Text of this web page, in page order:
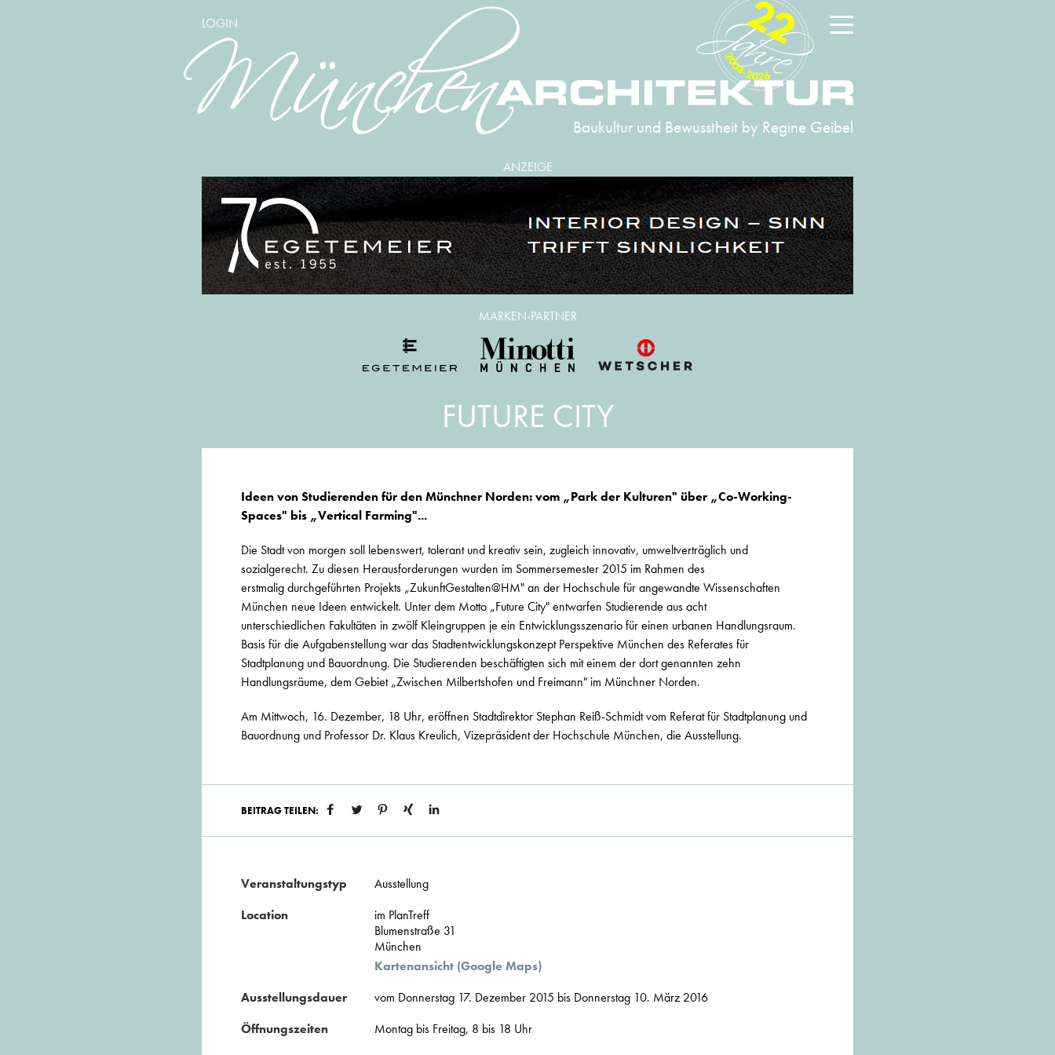
LOGIN
Baukultur und Bewusstheit by Regine Geibel
2004-2026
22
ANZEIGE
FUTURE CITY
Ideen von Studierenden für den Münchner Norden: vom „Park der Kulturen" über „Co-Working-
Spaces" bis „Vertical Farming"...
Die Stadt von morgen soll lebenswert, tolerant und kreativ sein, zugleich innovativ, umweltverträglich und
sozialgerecht. Zu diesen Herausforderungen wurden im Sommersemester 2015 im Rahmen des
erstmalig durchgeführten Projekts „ZukunftGestalten@HM" an der Hochschule für angewandte Wissenschaften
München neue Ideen entwickelt. Unter dem Motto „Future City" entwarfen Studierende aus acht
unterschiedlichen Fakultäten in zwölf Kleingruppen je ein Entwicklungsszenario für einen urbanen Handlungsraum.
Basis für die Aufgabenstellung war das Stadtentwicklungskonzept Perspektive München des Referates für
Stadtplanung und Bauordnung. Die Studierenden beschäftigten sich mit einem der dort genannten zehn
Handlungsräume, dem Gebiet „Zwischen Milbertshofen und Freimann" im Münchner Norden.
Am Mittwoch, 16. Dezember, 18 Uhr, eröffnen Stadtdirektor Stephan Reiß-Schmidt vom Referat für Stadtplanung und
Bauordnung und Professor Dr. Klaus Kreulich, Vizepräsident der Hochschule München, die Ausstellung.
BEITRAG TEILEN:
Veranstaltungstyp
Ausstellung
Location
im PlanTreff
Blumenstraße 31
München
Kartenansicht (Google Maps)
Ausstellungsdauer
vom Donnerstag 17. Dezember 2015 bis Donnerstag 10. März 2016
Öffnungszeiten
Montag bis Freitag, 8 bis 18 Uhr